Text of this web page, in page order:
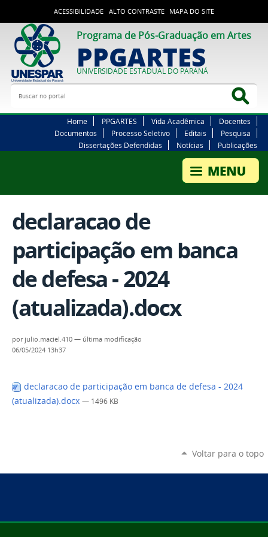
ACESSIBILIDADE ALTO CONTRASTE MAPA DO SITE
Programa de Pós-Graduação em Artes
PPGARTES
UNIVERSIDADE ESTADUAL DO PARANÁ
Buscar no portal
Home PPGARTES Vida Acadêmica
Docentes
Documentos
Processo Seletivo Editais
Pesquisa
Dissertações Defendidas
Notícias Publicações
declaracao de
participação em banca
de defesa - 2024
(atualizada).docx
por julio.maciel.410 — última modificação
06/05/2024 13h37
declaracao de participação em banca de defesa - 2024
(atualizada).docx — 1496 KB
Voltar para o topo